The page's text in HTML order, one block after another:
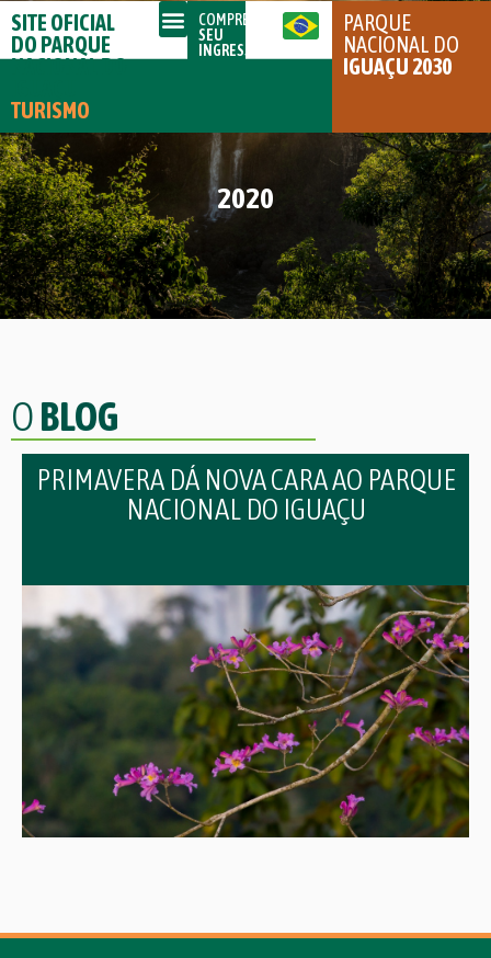
SITE OFICIAL
DO PARQUE
NACIONAL DO
TURISMO
COMPRE
SEU
INGRESSO
PARQUE
NACIONAL DO
IGUAÇU 2030
2020
OBLOG
PRIMAVERA DÁ NOVA CARA AO PARQUE
NACIONAL DO IGUAÇU